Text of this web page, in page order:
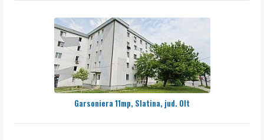
Garsoniera 11mp, Slatina, jud. Olt